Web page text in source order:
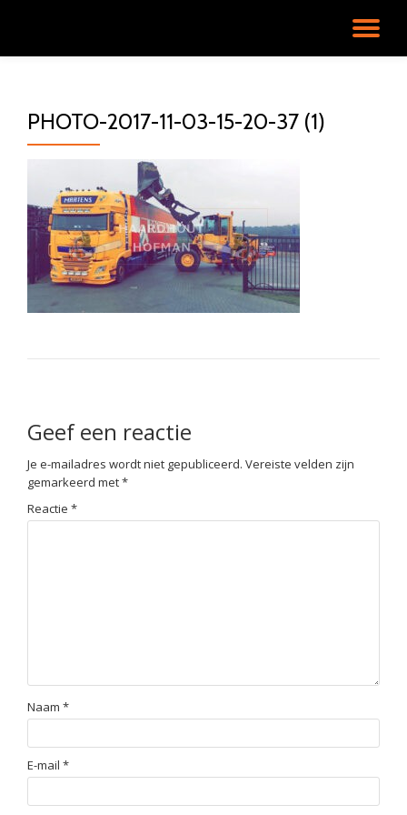
inhoudPHOTO-2017-11-03-15-20-37 (1)
Geef een reactie
Je e-mailadres wordt niet gepubliceerd. Vereiste velden zijn
gemarkeerd met*
Reactie *
Naam *
E-mail *